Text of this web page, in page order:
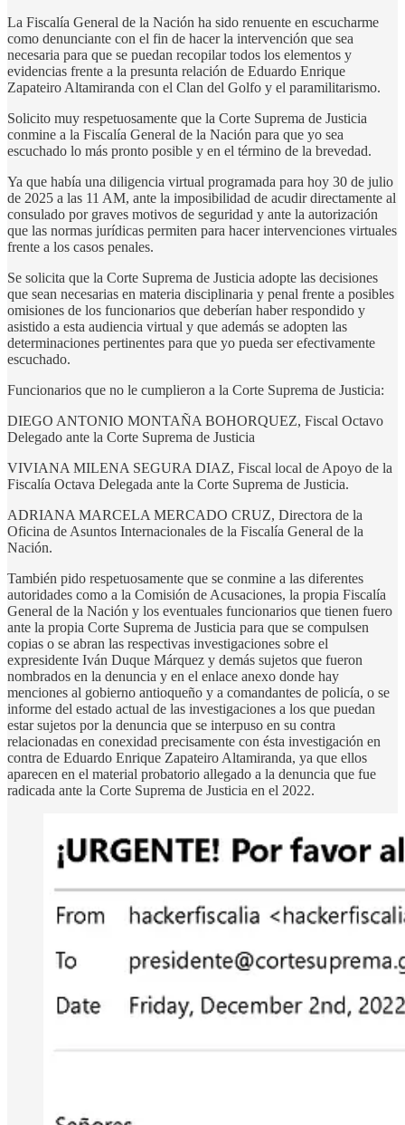
La Fiscalía General de la Nación ha sido renuente en escucharme
como denunciante con el fin de hacer la intervención que sea
necesaria para que se puedan recopilar todos los elementos y
evidencias frente a la presunta relación de Eduardo Enrique
Zapateiro Altamiranda con el Clan del Golfo y el paramilitarismo.
Solicito muy respetuosamente que la Corte Suprema de Justicia
conmine a la Fiscalía General de la Nación para que yo sea
escuchado lo más pronto posible y en el término de la brevedad.
Ya que había una diligencia virtual programada para hoy 30 de julio
de 2025 a las 11 AM, ante la imposibilidad de acudir directamente al
consulado por graves motivos de seguridad y ante la autorización
que las normas jurídicas permiten para hacer intervenciones virtuales
frente a los casos penales.
Se solicita que la Corte Suprema de Justicia adopte las decisiones
que sean necesarias en materia disciplinaria y penal frente a posibles
omisiones de los funcionarios que deberían haber respondido y
asistido a esta audiencia virtual y que además se adopten las
determinaciones pertinentes para que yo pueda ser efectivamente
escuchado.
Funcionarios que no le cumplieron a la Corte Suprema de Justicia:
DIEGO ANTONIO MONTAÑA BOHORQUEZ, Fiscal Octavo
Delegado ante la Corte Suprema de Justicia
VIVIANA MILENA SEGURA DIAZ, Fiscal local de Apoyo de la
Fiscalía Octava Delegada ante la Corte Suprema de Justicia.
ADRIANA MARCELA MERCADO CRUZ, Directora de la
Oficina de Asuntos Internacionales de la Fiscalía General de la
Nación.
También pido respetuosamente que se conmine a las diferentes
autoridades como a la Comisión de Acusaciones, la propia Fiscalía
General de la Nación y los eventuales funcionarios que tienen fuero
ante la propia Corte Suprema de Justicia para que se compulsen
copias o se abran las respectivas investigaciones sobre el
expresidente Iván Duque Márquez y demás sujetos que fueron
nombrados en la denuncia y en el enlace anexo donde hay
menciones al gobierno antioqueño y a comandantes de policía, o se
informe del estado actual de las investigaciones a los que puedan
estar sujetos por la denuncia que se interpuso en su contra
relacionadas en conexidad precisamente con ésta investigación en
contra de Eduardo Enrique Zapateiro Altamiranda, ya que ellos
aparecen en el material probatorio allegado a la denuncia que fue
radicada ante la Corte Suprema de Justicia en el 2022.